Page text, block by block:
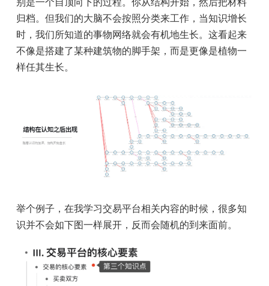
归档。但我们的大脑不会按照分类来工作，当知识增长
时，我们所知道的事物网络就会有机地生长。这看起来
不像是搭建了某种建筑物的脚手架，而是更像是植物一
样任其生长。
举个例子，在我学习交易平台相关内容的时候，很多知
识并不会如下图一样展开，反而会随机的到来面前。